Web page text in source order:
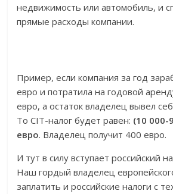
недвижимость или автомобиль, и
прямые расходы компании.
Пример, если компания за год
евро и потратила на годовой
евро, а остаток владелец вывел
То CIT-налог будет равен: (10 000-
евро. Владелец получит 400 евро.
И тут в силу вступает российский
Наш гордый владелец
заплатить и российские налоги с